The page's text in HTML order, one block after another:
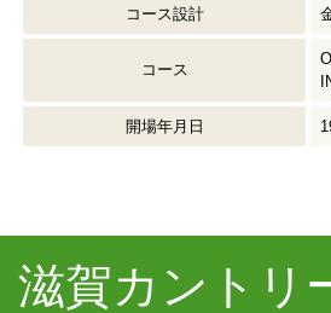
コース設計
コース
開場年月日
滋賀カントリ